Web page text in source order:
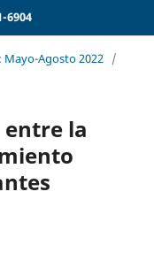
6904
Mayo-Agosto 2022 /
entre la